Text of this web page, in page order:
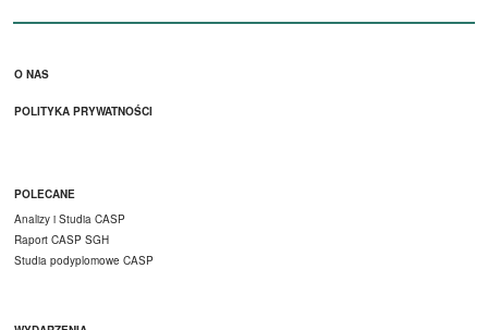
Stopka menu 1
O NAS
POLITYKA PRYWATNOŚCI
Stopka menu 2
POLECANE
Analizy i Studia CASP
Raport CASP SGH
Studia podyplomowe CASP